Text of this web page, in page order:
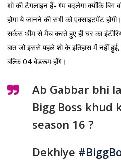
शो की टैगलाइन हैं- गेम बदलेगा क्योंकि बिग
होगा ये जानने की सभी को एक्साइटमेंट
सर्कस थीम से मैच करते हुए ही घर का
बात जो इससे पहले शो के इतिहास में नहीं
बल्कि 04 बेडरूम होंगे।
Ab Gabbar bhi
Bigg Boss khud
season 16 ?️
Dekhiye